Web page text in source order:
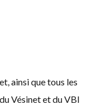
ainsi que tous les
Vésinet et du VBI